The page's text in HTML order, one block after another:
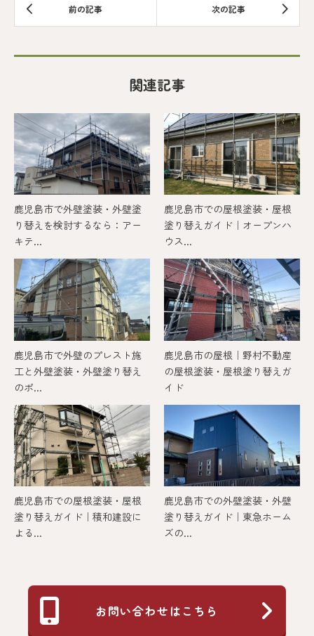
関連記事
鹿児島市で外壁塗装・外壁塗
り替えを検討するなら：アー
キテ...
鹿児島市での屋根塗装・屋根
塗り替えガイド｜オープンハ
ウス...
鹿児島市で外壁のプレスト施
工と外壁塗装・外壁塗り替え
のポ...
鹿児島市の屋根｜野村不動産
の屋根塗装・屋根塗り替えガ
イド
鹿児島市での屋根塗装・屋根
塗り替えガイド｜積和建設に
よる...
鹿児島市での外壁塗装・外壁
塗り替えガイド｜東急ホーム
ズの...
お問い合わせはこちら